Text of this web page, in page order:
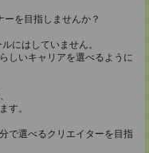
を目指しませんか？
にはしていません。
しいキャリアを選べるように
す。
で選べるクリエイターを目指